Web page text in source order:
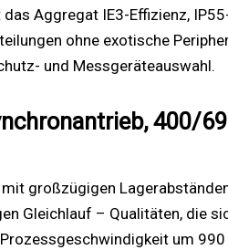
Aggregat IE3-Effizienz,
ohne exotische
und Messgeräteauswahl.
400/
großzügigen
Gleichlauf – Qualitäten, die
um